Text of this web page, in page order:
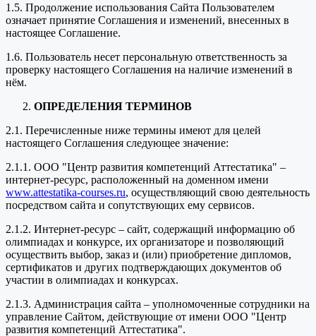
1.5. Продолжение использования Сайта Пользователем
означает принятие Соглашения и изменений, внесенных в
настоящее Соглашение.
1.6. Пользователь несет персональную ответственность за
проверку настоящего Соглашения на наличие изменений в
нём.
ОПРЕДЕЛЕНИЯ ТЕРМИНОВ
2.1. Перечисленные ниже термины имеют для целей
настоящего Соглашения следующее значение:
2.1.1. ООО "Центр развития компетенций Аттестатика" –
интернет-ресурс, расположенный на доменном имени
www.attestatika-courses.ru, осуществляющий свою деятельность
посредством сайта и сопутствующих ему сервисов.
2.1.2. Интернет-ресурс – сайт, содержащий информацию об
олимпиадах и конкурсе, их организаторе и позволяющий
осуществить выбор, заказ и (или) приобретение дипломов,
сертификатов и других подтверждающих документов об
участии в олимпиадах и конкурсах.
2.1.3. Администрация сайта – уполномоченные сотрудники на
управление Сайтом, действующие от имени ООО "Центр
развития компетенций Аттестатика".